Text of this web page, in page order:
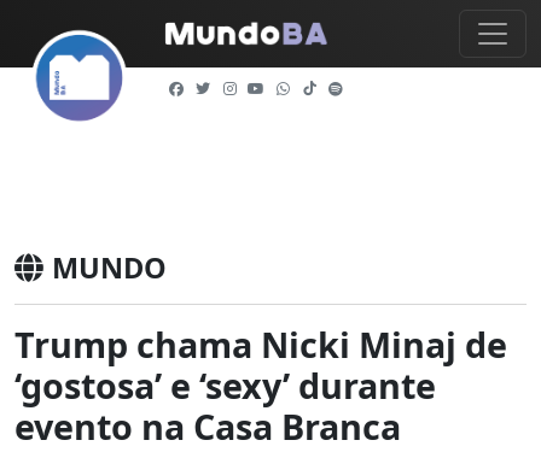
MUNDO
Trump chama Nicki Minaj de
‘gostosa’ e ‘sexy’ durante
evento na Casa Branca